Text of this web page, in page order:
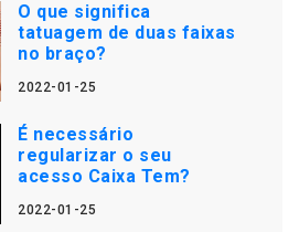
O que significa
tatuagem de duas faixas
no braço?
2022-01-25
É necessário
regularizar o seu
acesso Caixa Tem?
2022-01-25